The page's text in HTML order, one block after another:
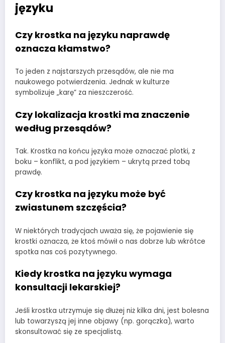
języku
Czy krostka na języku naprawdę
oznacza kłamstwo?
To jeden z najstarszych przesądów, ale nie ma
naukowego potwierdzenia. Jednak w kulturze
symbolizuje „karę” za nieszczerość.
Czy lokalizacja krostki ma znaczenie
według przesądów?
Tak. Krostka na końcu języka może oznaczać plotki, z
boku – konflikt, a pod językiem – ukrytą przed tobą
prawdę.
Czy krostka na języku może być
zwiastunem szczęścia?
W niektórych tradycjach uważa się, że pojawienie się
krostki oznacza, że ktoś mówił o nas dobrze lub wkrótce
spotka nas coś pozytywnego.
Kiedy krostka na języku wymaga
konsultacji lekarskiej?
Jeśli krostka utrzymuje się dłużej niż kilka dni, jest bolesna
lub towarzyszą jej inne objawy (np. gorączka), warto
skonsultować się ze specjalistą.